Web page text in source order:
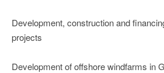
Development, construction and
projects
Development of offshore windfarms in